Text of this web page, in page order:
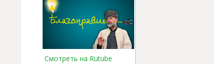
Смотреть на Rutube